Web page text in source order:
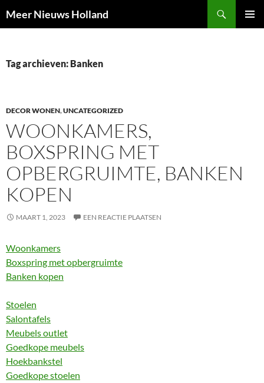
naar
Meer Nieuws Holland
Tag archieven: Banken
DECOR WONEN,UNCATEGORIZED
WOONKAMERS,
BOXSPRING MET
OPBERGRUIMTE, BANKEN
KOPEN
MAART 1, 2023 EEN REACTIE PLAATSEN
Woonkamers
Boxspring met opbergruimte
Banken kopen
Stoelen
Salontafels
Meubels outlet
Goedkope meubels
Hoekbankstel
Goedkope stoelen